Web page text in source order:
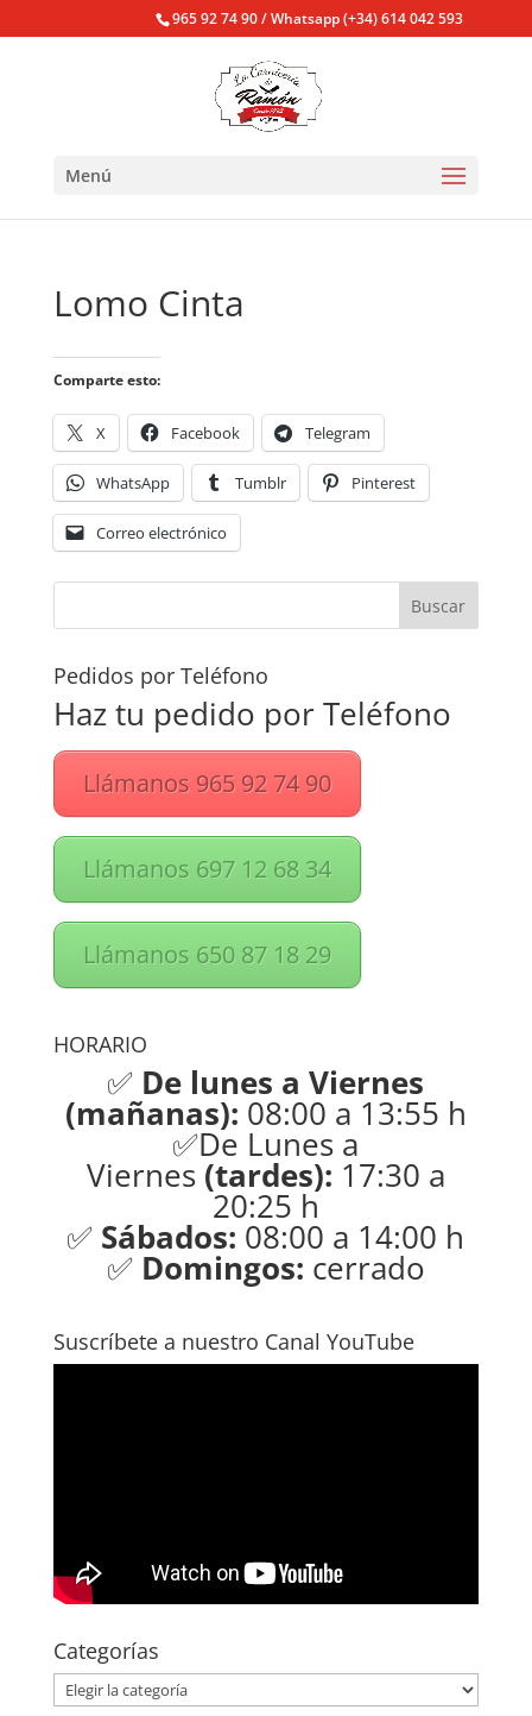
965 92 74 90 / Whatsapp (+34) 614 042 593
Menú
Lomo Cinta
Comparte esto:
X Facebook Telegram
WhatsApp Tumblr Pinterest
Correo electrónico
Pedidos por Teléfono
Haz tu pedido por Teléfono
Llámanos 965 92 74 90
Llámanos 697 12 68 34
Llámanos 650 87 18 29
HORARIO
✅ De lunes a Viernes
(mañanas): 08:00 a 13:55 h
✅De Lunes a
Viernes(tardes): 17:30 a
20:25 h
✅ Sábados: 08:00 a 14:00 h
✅ Domingos: cerrado
Suscríbete a nuestro Canal YouTube
Categorías
Categorías